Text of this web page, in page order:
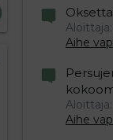
Aihe
Aihe